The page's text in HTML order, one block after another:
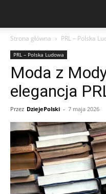
Strona główna PRL – Polska
PRL – Polska Ludowa
Moda z
elegancja
Przez DziejePolski - 7 maja 2026